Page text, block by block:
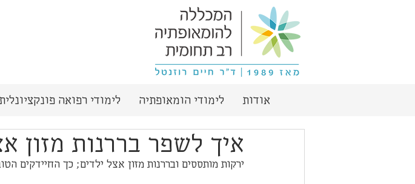
אודות לימודי הומאופתיה לימודי רפואה פונקציונלית
איך לשפר בררנות מזון
ירקות מותססים ובררנות מזון אצל ילדים; כך החיידקים